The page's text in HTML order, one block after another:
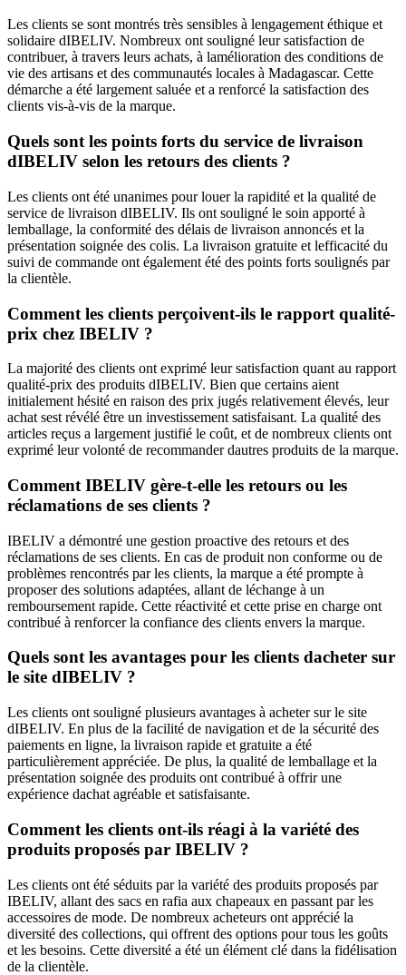
Les clients se sont montrés très sensibles à lengagement éthique et
solidaire dIBELIV. Nombreux ont souligné leur satisfaction de
contribuer, à travers leurs achats, à lamélioration des conditions de
vie des artisans et des communautés locales à Madagascar. Cette
démarche a été largement saluée et a renforcé la satisfaction des
clients vis-à-vis de la marque.
Quels sont les points forts du service de livraison
dIBELIV selon les retours des clients ?
Les clients ont été unanimes pour louer la rapidité et la qualité de
service de livraison dIBELIV. Ils ont souligné le soin apporté à
lemballage, la conformité des délais de livraison annoncés et la
présentation soignée des colis. La livraison gratuite et lefficacité du
suivi de commande ont également été des points forts soulignés par
la clientèle.
Comment les clients perçoivent-ils le rapport qualité-
prix chez IBELIV ?
La majorité des clients ont exprimé leur satisfaction quant au rapport
qualité-prix des produits dIBELIV. Bien que certains aient
initialement hésité en raison des prix jugés relativement élevés, leur
achat sest révélé être un investissement satisfaisant. La qualité des
articles reçus a largement justifié le coût, et de nombreux clients ont
exprimé leur volonté de recommander dautres produits de la marque.
Comment IBELIV gère-t-elle les retours ou les
réclamations de ses clients ?
IBELIV a démontré une gestion proactive des retours et des
réclamations de ses clients. En cas de produit non conforme ou de
problèmes rencontrés par les clients, la marque a été prompte à
proposer des solutions adaptées, allant de léchange à un
remboursement rapide. Cette réactivité et cette prise en charge ont
contribué à renforcer la confiance des clients envers la marque.
Quels sont les avantages pour les clients dacheter sur
le site dIBELIV ?
Les clients ont souligné plusieurs avantages à acheter sur le site
dIBELIV. En plus de la facilité de navigation et de la sécurité des
paiements en ligne, la livraison rapide et gratuite a été
particulièrement appréciée. De plus, la qualité de lemballage et la
présentation soignée des produits ont contribué à offrir une
expérience dachat agréable et satisfaisante.
Comment les clients ont-ils réagi à la variété des
produits proposés par IBELIV ?
Les clients ont été séduits par la variété des produits proposés par
IBELIV, allant des sacs en rafia aux chapeaux en passant par les
accessoires de mode. De nombreux acheteurs ont apprécié la
diversité des collections, qui offrent des options pour tous les goûts
et les besoins. Cette diversité a été un élément clé dans la fidélisation
de la clientèle.